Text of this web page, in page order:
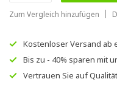
Zum Vergleich hinzufügen
Kostenloser Versand ab
Bis zu - 40% sparen mit
Vertrauen Sie auf